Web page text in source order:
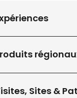
Sites &
des Cazes,
+1 photo